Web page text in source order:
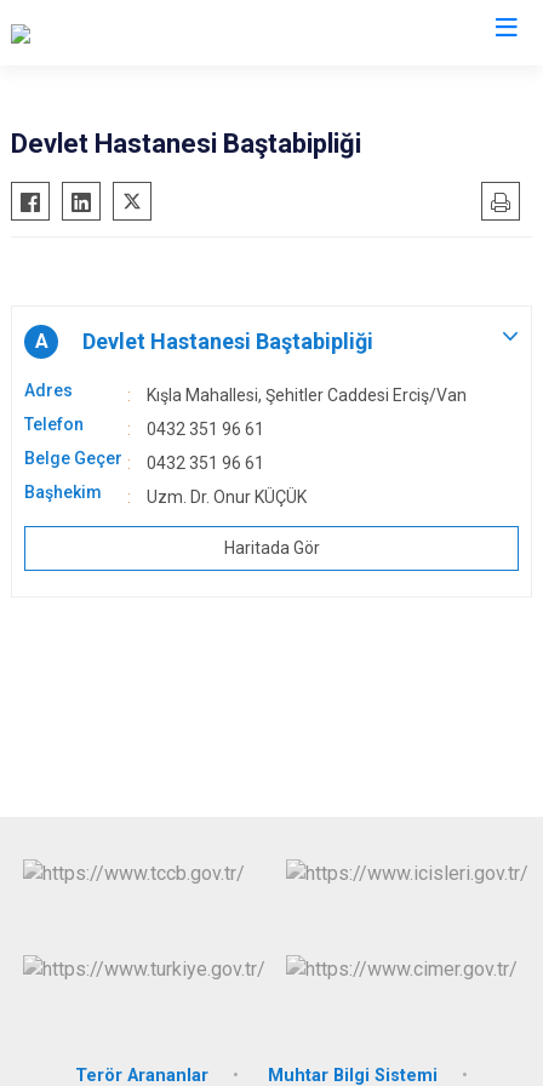
Bahçesaray
Başkale
Edremit
Erciş
Gevaş
İpekyolu
Devlet Hastanesi Baştabipliği
A Devlet Hastanesi Baştabipliği
Adres
Kışla Mahallesi, Şehitler Caddesi Erciş/Van
Telefon
0432 351 96 61
Belge Geçer
0432 351 96 61
Başhekim
Uzm. Dr. Onur KÜÇÜK
Haritada Gör
Terör Arananlar Muhtar Bilgi Sistemi